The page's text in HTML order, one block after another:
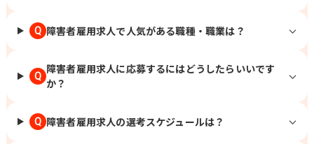
Q 障害者雇用求人で人気がある職種・職業は？
Q
障害者雇用求人に応募するにはどうしたらいいです
か？
Q 障害者雇用求人の選考スケジュールは？